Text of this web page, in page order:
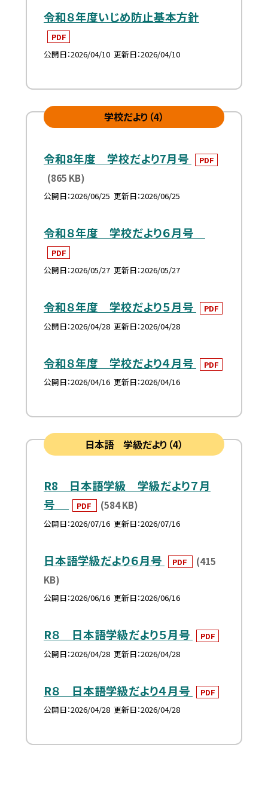
令和８年度いじめ防止基本方針
PDF
公開日 2026/04/10 更新日 2026/04/10
学校だより（4）
令和8年度 学校だより7月号 PDF
(865 KB)
公開日 2026/06/25 更新日 2026/06/25
令和８年度 学校だより６月号
PDF
公開日 2026/05/27 更新日 2026/05/27
令和８年度 学校だより５月号
PDF
公開日 2026/04/28 更新日 2026/04/28
令和８年度 学校だより４月号
PDF
公開日 2026/04/16 更新日 2026/04/16
日本語 学級だより（4）
R8 日本語学級 学級だより７月
号
PDF (584 KB)
公開日 2026/07/16 更新日 2026/07/16
日本語学級だより６月号 PDF
(415
KB)
公開日 2026/06/16 更新日 2026/06/16
R８ 日本語学級だより５月号
PDF
公開日 2026/04/28 更新日 2026/04/28
R８ 日本語学級だより４月号
PDF
公開日 2026/04/28 更新日 2026/04/28